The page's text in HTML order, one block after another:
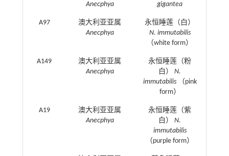
Anecphya
gigantea
A97
澳大利亚亚属
Anecphya
永恒睡莲（白）
N. immutabilis
（white form）
A149
澳大利亚亚属
Anecphya
永恒睡莲（粉
白）N.
immutabilis（pink
form）
A19
澳大利亚亚属
Anecphya
永恒睡莲（紫
白）N.
immutabilis
（purple form）